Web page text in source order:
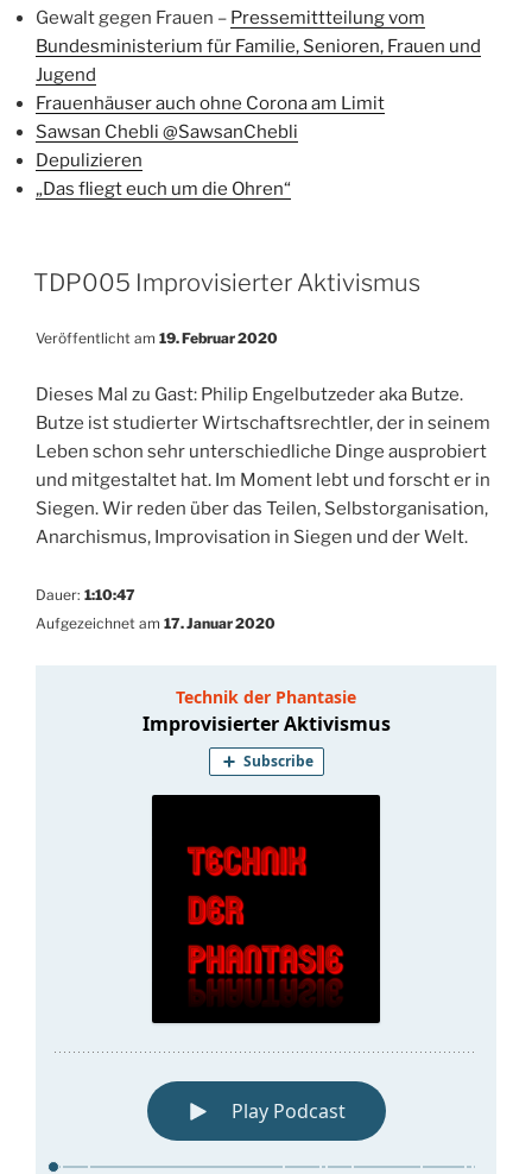
Gewalt gegen Frauen – Pressemittteilung vom
Bundesministerium für Familie, Senioren, Frauen und
Jugend
Frauenhäuser auch ohne Corona am Limit
Sawsan Chebli @SawsanChebli
Depulizieren
„Das fliegt euch um die Ohren“
TDP005 Improvisierter Aktivismus
Veröffentlicht am 19. Februar 2020
Dieses Mal zu Gast: Philip Engelbutzeder aka Butze.
Butze ist studierter Wirtschaftsrechtler, der in seinem
Leben schon sehr unterschiedliche Dinge ausprobiert
und mitgestaltet hat. Im Moment lebt und forscht er in
Siegen. Wir reden über das Teilen, Selbstorganisation,
Anarchismus, Improvisation in Siegen und der Welt.
Dauer: 1:10:47
Aufgezeichnet am 17. Januar 2020